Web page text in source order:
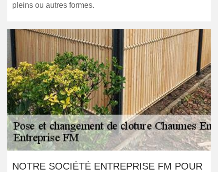
pleins ou autres formes.
NOTRE SOCIÉTÉ ENTREPRISE FM POUR